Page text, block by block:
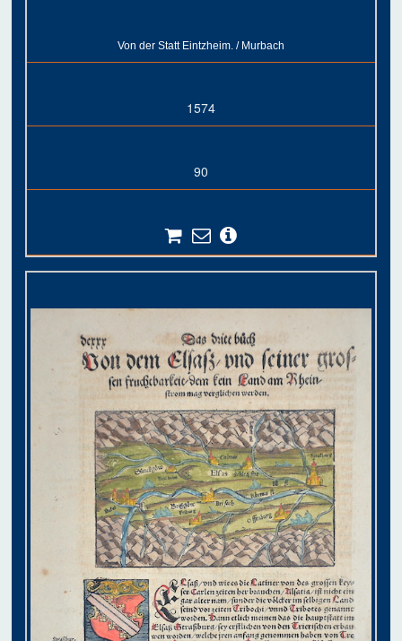
Von der Statt Eintzheim. / Murbach
1574
90